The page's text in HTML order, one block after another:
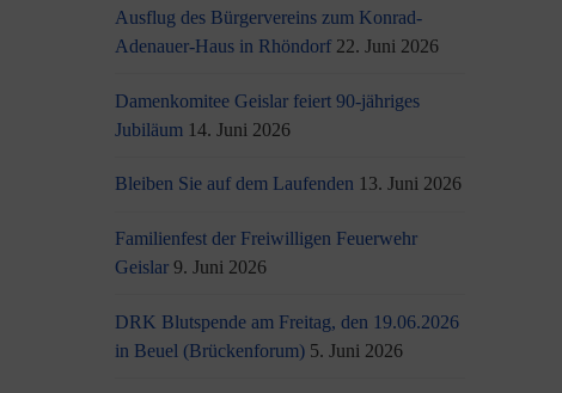
Ausflug des Bürgervereins zum Konrad-
Adenauer-Haus in Rhöndorf 22. Juni 2026
Damenkomitee Geislar feiert 90-jähriges
Jubiläum 14. Juni 2026
Bleiben Sie auf dem Laufenden 13. Juni 2026
Familienfest der Freiwilligen Feuerwehr
Geislar 9. Juni 2026
DRK Blutspende am Freitag, den 19.06.2026
in Beuel (Brückenforum) 5. Juni 2026